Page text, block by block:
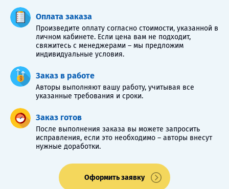
Оплата заказа
Произведите оплату согласно стоимости, указанной в
личном кабинете. Если цена вам не подходит,
свяжитесь с менеджерами – мы предложим
индивидуальные условия.
Заказ в работе
Авторы выполняют вашу работу, учитывая все
указанные требования и сроки.
Заказ готов
После выполнения заказа вы можете запросить
исправления, если это необходимо – авторы внесут
нужные доработки.
Оформить заявку